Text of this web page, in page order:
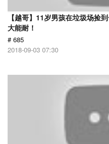
【越哥】11岁男孩在垃圾场捡
大能耐！
# 685
2018-09-03 07:30